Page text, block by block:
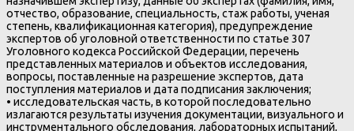
отчество, образование, специальность, стаж работы, ученая
степень, квалификационная категория), предупреждение
экспертов об уголовной ответственности по статье 307
Уголовного кодекса Российской Федерации, перечень
представленных материалов и объектов исследования,
вопросы, поставленные на разрешение экспертов, дата
поступления материалов и дата подписания заключения;
• исследовательская часть, в которой последовательно
излагаются результаты изучения документации, визуального и
инструментального обследования, лабораторных испытаний,